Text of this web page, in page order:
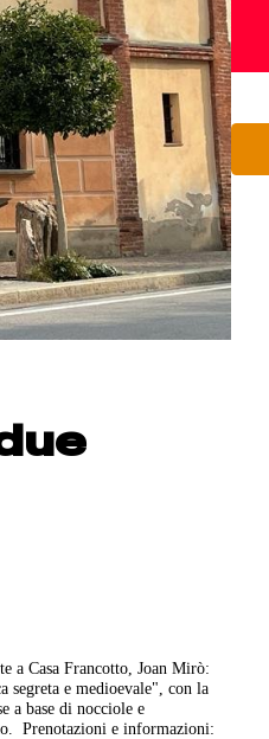
a Casa Francotto, Joan Mirò:
segreta e medioevale", con la
a base di nocciole e
Prenotazioni e informazioni: